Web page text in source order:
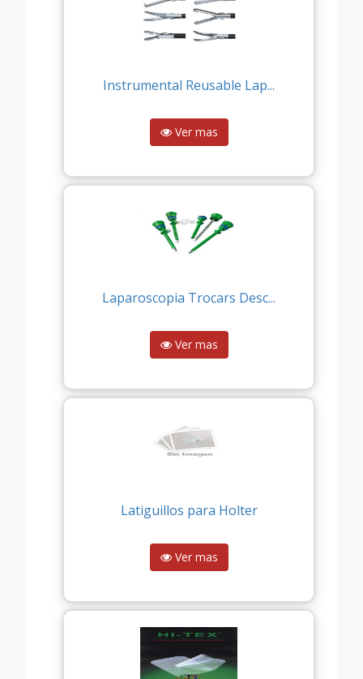
Instrumental Reusable Lap...
Ver mas
Laparoscopia Trocars Desc...
Ver mas
Latiguillos para Holter
Ver mas